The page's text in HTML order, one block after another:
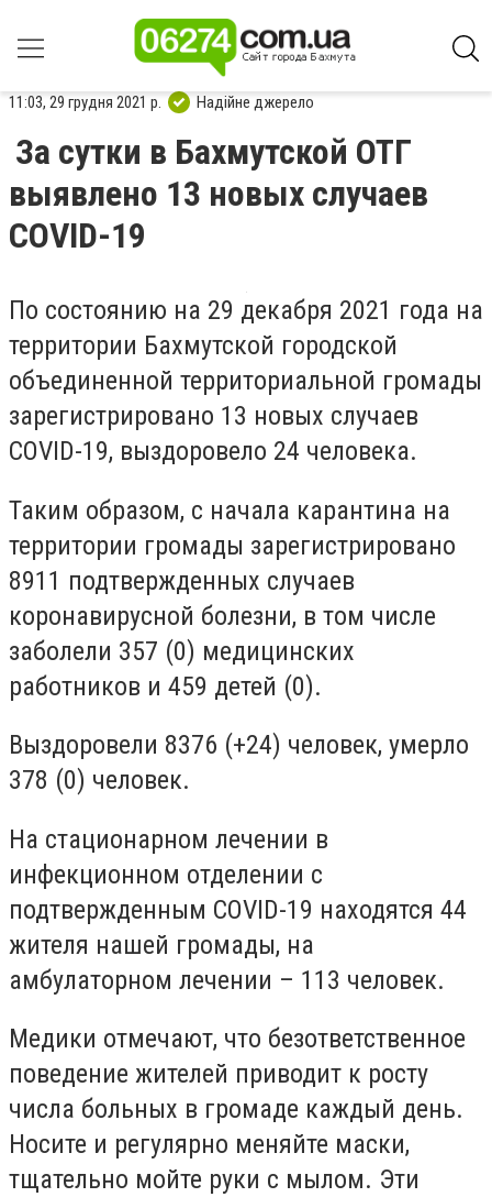
11:03, 29 грудня 2021 р. Надійне джерело
За сутки в Бахмутской ОТГ
выявлено 13 новых случаев
СOVID-19
По состоянию на 29 декабря 2021 года на
территории Бахмутской городской
объединенной территориальной громады
зарегистрировано 13 новых случаев
COVID-19, выздоровело 24 человека.
Таким образом, с начала карантина на
территории громады зарегистрировано
8911 подтвержденных случаев
коронавирусной болезни, в том числе
заболели 357 (0) медицинских
работников и 459 детей (0).
Выздоровели 8376 (+24) человек, умерло
378 (0) человек.
На стационарном лечении в
инфекционном отделении с
подтвержденным COVID-19 находятся 44
жителя нашей громады, на
амбулаторном лечении – 113 человек.
Медики отмечают, что безответственное
поведение жителей приводит к росту
числа больных в громаде каждый день.
Носите и регулярно меняйте маски,
тщательно мойте руки с мылом. Эти